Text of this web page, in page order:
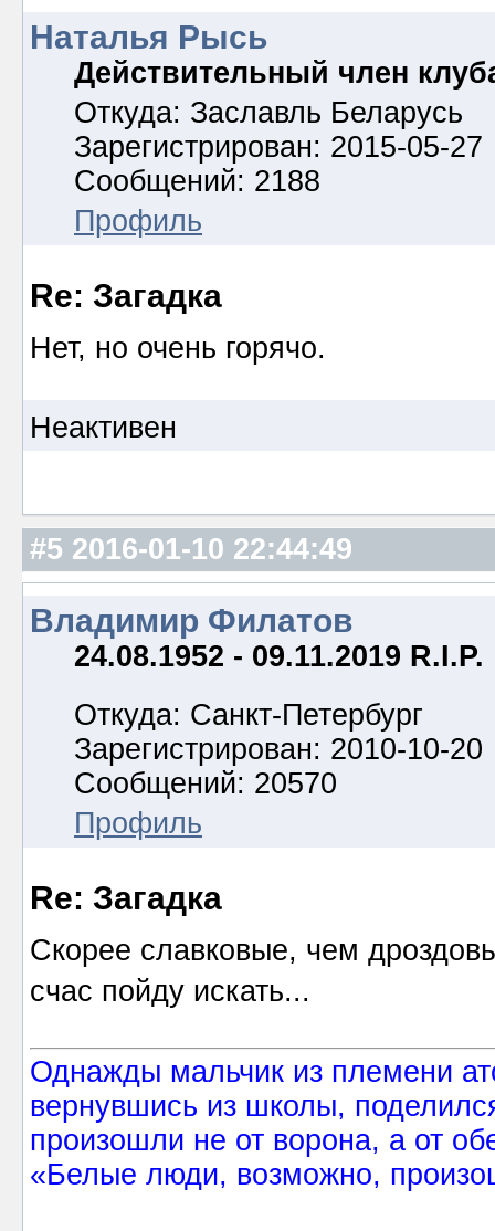
Наталья Рысь
Действительный член
Откуда: Заславль Беларусь
Зарегистрирован: 2015-05-27
Сообщений: 2188
Профиль
Re: Загадка
Нет, но очень горячо.
Неактивен
#5 2016-01-10 22:44:49
Владимир Филатов
24.08.1952 - 09.11.2019 R.I.P.
Откуда: Санкт-Петербург
Зарегистрирован: 2010-10-20
Сообщений: 20570
Профиль
Re: Загадка
Скорее славковые, чем
счас пойду искать...
Однажды мальчик из племени
вернувшись из школы,
произошли не от ворона, а от
«Белые люди, возможно,